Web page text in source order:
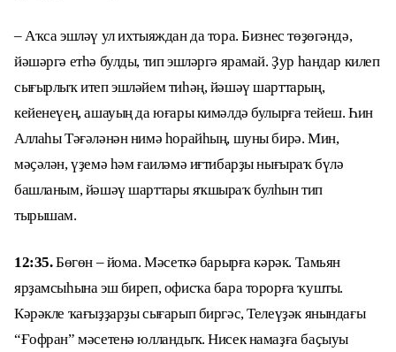
– Аҡса эшләү ул ихтыяждан да тора. Бизнес төҙөгәндә,
йәшәргә етһә булды, тип эшләргә ярамай. Ҙур һандар килеп
сығырлыҡ итеп эшләйем тиһәң, йәшәү шарттарың,
кейенеүең, ашауың да юғары кимәлдә булырға тейеш. Һин
Аллаһы Тәғәләнән нимә һорайһың, шуны бирә. Мин,
мәҫәлән, үҙемә һәм ғаиләмә иғтибарҙы нығыраҡ бүлә
башланым, йәшәү шарттары яҡшыраҡ булһын тип
тырышам.
12:35.Бөгөн – йома. Мәсеткә барырға кәрәк. Тамьян
ярҙамсыһына эш биреп, офисҡа бара торорға ҡушты.
Кәрәкле ҡағыҙҙарҙы сығарып биргәс, Телеүҙәк янындағы
“Ғофран” мәсетенә юлландыҡ. Нисек намаҙға баҫыуы